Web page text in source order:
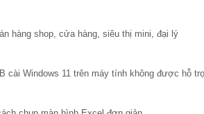
hàng shop, cửa hàng, siêu thị mini, đại lý
cài Windows 11 trên máy tính không được hỗ